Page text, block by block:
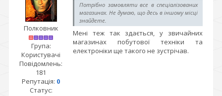
Полковник
Група:
Користувачі
Повідомлень:
181
Репутація: 0
Статус:
Потрібно замовляти все в спеціалізованих
магазинах. Не думаю, що десь в іншому місці
знайдете.
Мені теж так здається, у звичайних
магазинах побутової техніки та
електроніки ще такого не зустрічав.